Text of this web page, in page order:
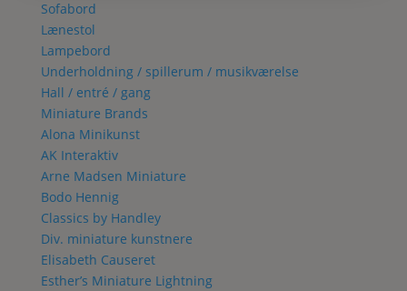
Sofabord
Lænestol
Lampebord
Underholdning / spillerum / musikværelse
Hall / entré / gang
Miniature Brands
Alona Minikunst
AK Interaktiv
Arne Madsen Miniature
Bodo Hennig
Classics by Handley
Div. miniature kunstnere
Elisabeth Causeret
Esther’s Miniature Lightning